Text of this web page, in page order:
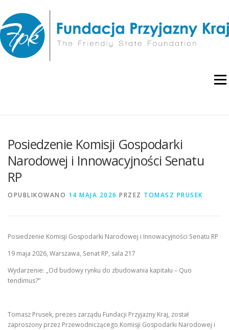
treści
Menu
PUBLIKACJE BLOG POLITYKA PRYWATNOŚCI
Posiedzenie Komisji Gospodarki
Narodowej i Innowacyjności Senatu
RP
OPUBLIKOWANO 14 MAJA 2026 PRZEZ TOMASZ PRUSEK
Posiedzenie Komisji Gospodarki Narodowej i Innowacyjności Senatu RP
19 maja 2026, Warszawa, Senat RP, sala 217
Wydarzenie: „Od budowy rynku do zbudowania kapitału – Quo
tendimus?”
Tomasz Prusek, prezes zarządu Fundacji Przyjazny Kraj, został
zaproszony przez Przewodniczącego Komisji Gospodarki Narodowej i